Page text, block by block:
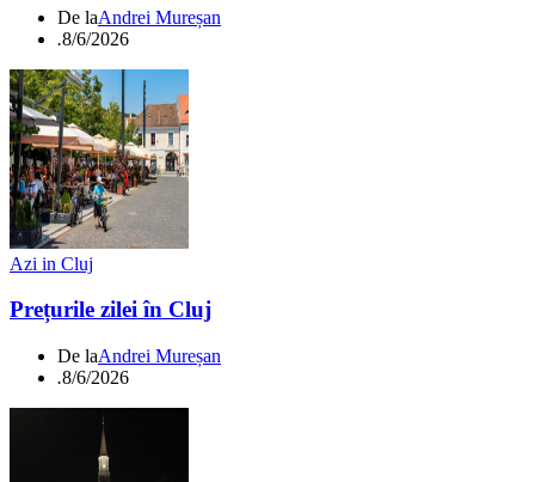
De laAndrei Mureșan
.8/6/2026
Azi in Cluj
Prețurile zilei în Cluj
De laAndrei Mureșan
.8/6/2026